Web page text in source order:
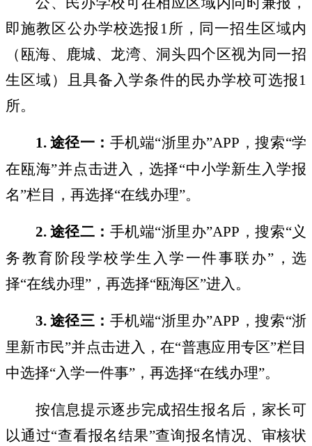
即施教区公办学校选报 1所，同一招生区域内
（瓯海、鹿城、龙湾、洞头四个区视为同一招
生区域）且具备入学条件的民办学校可选报 1
所。
1. 途径一： 手机端“浙里办”APP ，搜索“学
在瓯海”并点击进入，选择“中小学新生入学报
名”栏目，再选择“在线办理”。
2. 途径二： 手机端“浙里办”APP ，搜索“义
务教育阶段学校学生入学一件事联办” ，选
择“在线办理” ，再选择“瓯海区”进入。
3. 途径三： 手机端“浙里办”APP ，搜索“浙
里新市民”并点击进入，在“普惠应用专区”栏目
中选择“入学一件事” ，再选择“在线办理”。
按信息提示逐步完成招生报名后，家长可
以通过“查看报名结果”查询报名情况、审核状